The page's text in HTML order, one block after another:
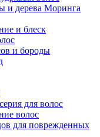
и дерева Моринга
и блеск
и бороды
для волос
волос
для поврежденных